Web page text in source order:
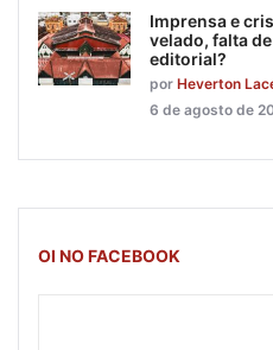
Imprensa e
velado, falta
editorial?
por Heverton
6 de agosto de
OI NO FACEBOOK